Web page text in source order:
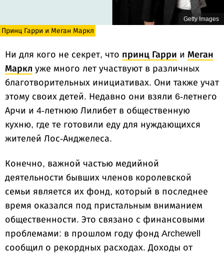
Getty Images
Принц Гарри и Меган Маркл
Ни для кого не секрет, что принц Гарри и Меган
Маркл уже много лет участвуют в различных
благотворительных инициативах. Они также учат
этому своих детей. Недавно они взяли 6-летнего
Арчи и 4-летнюю Лилибет в общественную
кухню, где те готовили еду для нуждающихся
жителей Лос-Анджелеса.
Конечно, важной частью медийной
деятельности бывших членов королевской
семьи является их фонд, который в последнее
время оказался под пристальным вниманием
общественности. Это связано с финансовыми
проблемами: в прошлом году фонд Archewell
сообщил о рекордных расходах. Доходы от